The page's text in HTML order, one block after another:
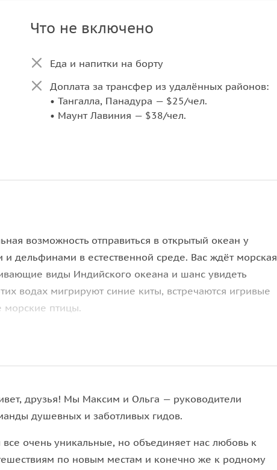
Что не включено
Еда и напитки на борту
Доплата за трансфер из удалённых районов:
• Тангалла, Панадура — $25/чел.
• Маунт Лавиния — $38/чел.
возможность отправиться в открытый океан у
дельфинами в естественной среде. Вас ждёт морская
виды Индийского океана и шанс увидеть
водах мигрируют синие киты, встречаются игривые
птицы.
наблюдения за морскими обитателями выше.
в группе до 80 человек, на борту — базовые
природой. Гарантировать появление китов
условий. Тем, кто мечтает увидеть китов,
настроиться на приключение, а не на результат.
друзья! Мы Максим и Ольга — руководители
душевных и заботливых гидов.
очень уникальные, но объединяет нас любовь к
по новым местам и конечно же к родному